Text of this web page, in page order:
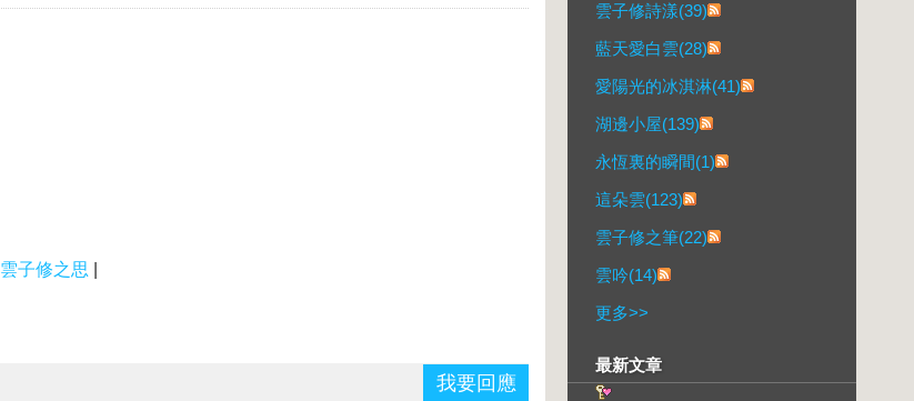
雲子修之思
我要回應
雲子修詩漾(39)
藍天愛白雲(28)
愛陽光的冰淇淋(41)
湖邊小屋(139)
永恆裏的瞬間(1)
這朵雲(123)
雲子修之筆(22)
雲吟(14)
更多>>
最新文章